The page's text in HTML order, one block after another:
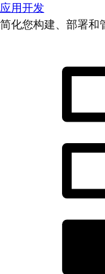
应用开发
简化您构建、部署和